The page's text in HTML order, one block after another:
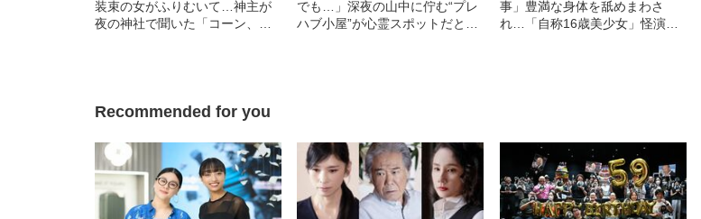
装束の女がふりむいて…神主が
夜の神社で聞いた「コーン、コ
でも…」深夜の山中に佇む“プレ
ハブ小屋”が心霊スポットだとウ
事」豊満な身体を舐めまわさ
れ…「自称16歳美少女」怪演
Recommended for you